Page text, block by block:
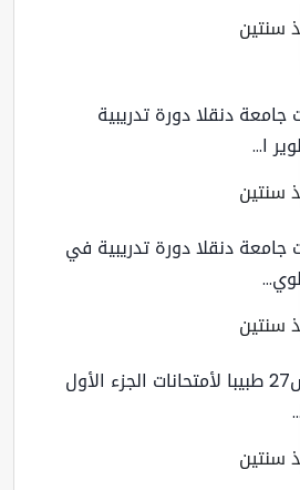
دورة تدريبية
دنقلا دورة تدريبية في
طبيبا لأمتحانات الجزء الأول